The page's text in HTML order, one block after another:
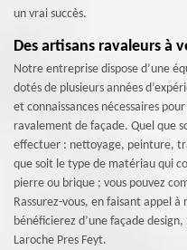
un vrai succès.
Des artisans ravaleurs à
Notre entreprise dispose d’une
dotés de plusieurs années
et connaissances nécessaires
ravalement de façade. Quel que
effectuer : nettoyage, peinture,
que soit le type de matériau qui
pierre ou brique ; vous pouvez
Rassurez-vous, en faisant appel
bénéficierez d’une façade
Laroche Pres Feyt.